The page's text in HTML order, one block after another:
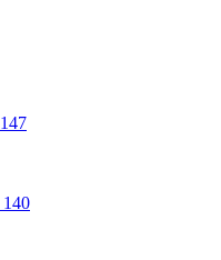
147
140